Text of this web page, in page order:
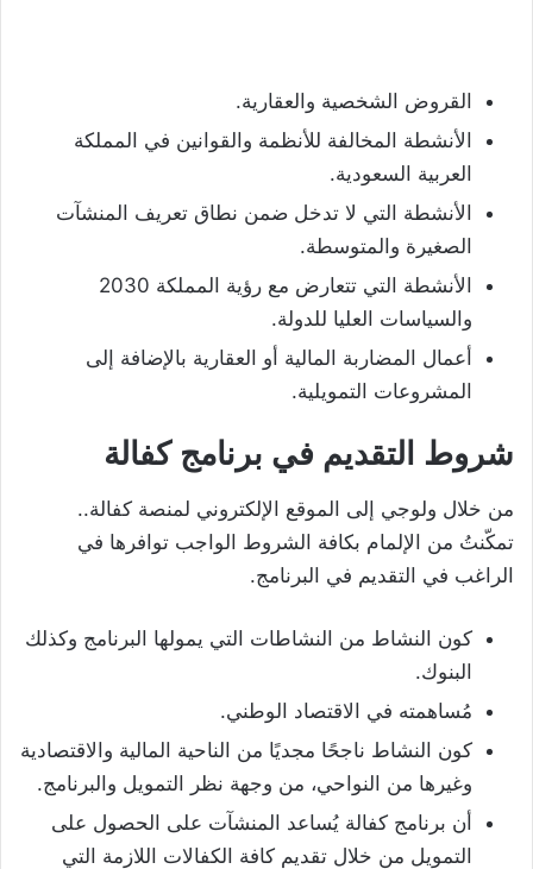
القروض الشخصية والعقارية.
الأنشطة المخالفة للأنظمة والقوانين في المملكة
العربية السعودية.
الأنشطة التي لا تدخل ضمن نطاق تعريف المنشآت
الصغيرة والمتوسطة.
الأنشطة التي تتعارض مع رؤية المملكة 2030
والسياسات العليا للدولة.
أعمال المضاربة المالية أو العقارية بالإضافة إلى
المشروعات التمويلية.
شروط التقديم في برنامج كفالة
من خلال ولوجي إلى الموقع الإلكتروني لمنصة كفالة..
تمكّنتُ من الإلمام بكافة الشروط الواجب توافرها في
الراغب في التقديم في البرنامج.
كون النشاط من النشاطات التي يمولها البرنامج وكذلك
البنوك.
مُساهمته في الاقتصاد الوطني.
كون النشاط ناجحًا مجديًا من الناحية المالية والاقتصادية
وغيرها من النواحي، من وجهة نظر التمويل والبرنامج.
أن برنامج كفالة يُساعد المنشآت على الحصول على
التمويل من خلال تقديم كافة الكفالات اللازمة التي